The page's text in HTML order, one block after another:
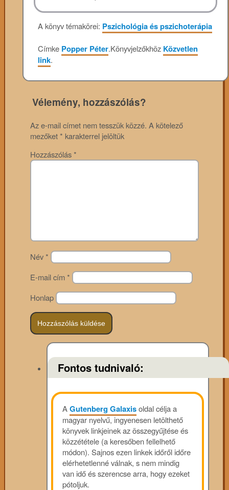
A könyv témakörei: Pszichológia és pszichoterápia
Címke Popper Péter.Könyvjelzőkhöz Közvetlen
link.
Vélemény, hozzászólás?
Az e-mail címet nem tesszük közzé. A kötelező
mezőket* karakterrel jelöltük
Hozzászólás*
Név*
E-mail cím*
Honlap
Fontos tudnivaló:
AGutenberg Galaxisoldal célja a
magyar nyelvű, ingyenesen letölthető
könyvek linkjeinek az összegyűjtése és
közzététele (a keresőben fellelhető
módon). Sajnos ezen linkek időről időre
elérhetetlenné válnak, s nem mindig
van idő és szerencse arra, hogy ezeket
pótoljuk.